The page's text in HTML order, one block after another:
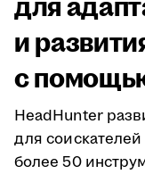
и
с
HeadHunter
для
более 50